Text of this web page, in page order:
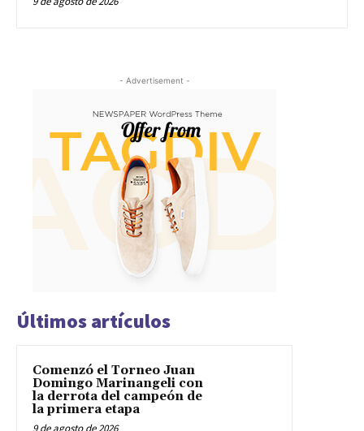
- Advertisement -
Últimos artículos
Comenzó el Torneo Juan
Domingo Marinangeli con
la derrota del campeón de
la primera etapa
9 de agosto de 2026